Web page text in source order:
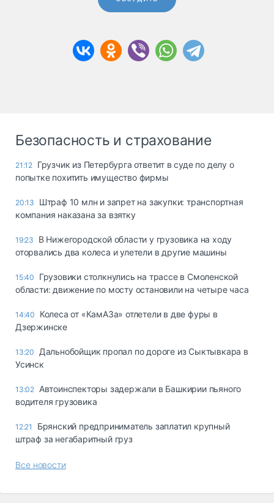
Безопасность и страхование
21:12 Грузчик из Петербурга ответит в суде по делу о
попытке похитить имущество фирмы
20:13
Штраф 10 млн и запрет на закупки: транспортная
компания наказана за взятку
19:23
В Нижегородской области у грузовика на ходу
оторвались два колеса и улетели в другие машины
15:40
Грузовики столкнулись на трассе в Смоленской
области: движение по мосту остановили на четыре часа
14:40
Колеса от «КамАЗа» отлетели в две фуры в
Дзержинске
13:20
Дальнобойщик пропал по дороге из Сыктывкара в
Усинск
13:02 Автоинспекторы задержали в Башкирии пьяного
водителя грузовика
12:21
Брянский предприниматель заплатил крупный
штраф за негабаритный груз
Все новости